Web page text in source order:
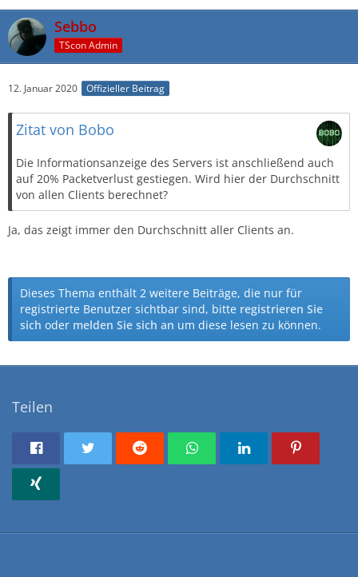
Sebbo
TScon Admin
12. Januar 2020 Offizieller Beitrag
Zitat von Bobo
Die Informationsanzeige des Servers ist anschließend auch
auf 20% Packetverlust gestiegen. Wird hier der Durchschnitt
von allen Clients berechnet?
Ja, das zeigt immer den Durchschnitt aller Clients an.
Dieses Thema enthält 2 weitere Beiträge, die nur für
registrierte Benutzer sichtbar sind, bitte registrieren Sie
sich oder melden Sie sich an um diese lesen zu können.
Teilen